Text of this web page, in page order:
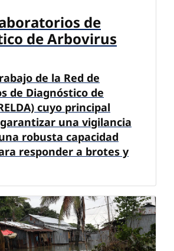
de
de Arbovirus
de la Red de
de Diagnóstico de
cuyo principal
una vigilancia
robusta capacidad
responder a brotes y